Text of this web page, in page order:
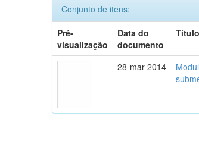
Conjunto de itens:
Pré-
visualização
Data do
documento
Título
28-mar-2014